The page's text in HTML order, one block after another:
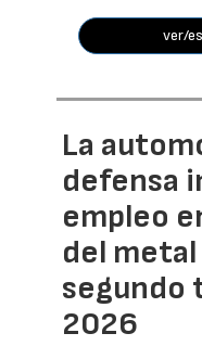
ver/
La
defensa
empleo
del
segundo
2026